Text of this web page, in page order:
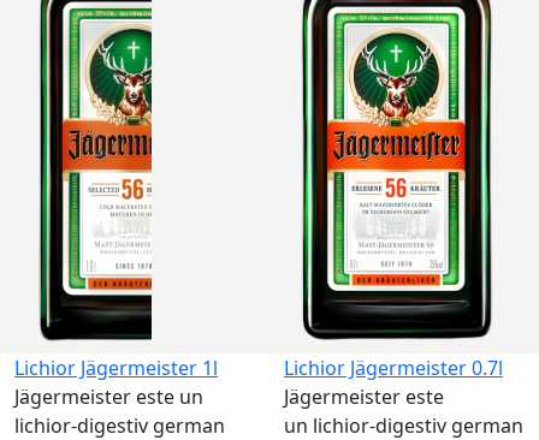
Lichior Jägermeister 1l
Jägermeister este un
lichior-digestiv german
Lichior Jägermeister 0.7l
Jägermeister este
un lichior-digestiv german